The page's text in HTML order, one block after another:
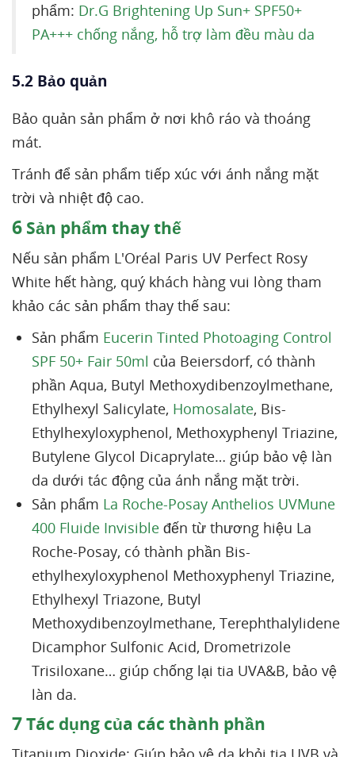
phẩm: Dr.G Brightening Up Sun+ SPF50+
PA+++ chống nắng, hỗ trợ làm đều màu da
5.2 Bảo quản
Bảo quản sản phẩm ở nơi khô ráo và thoáng
mát.
Tránh để sản phẩm tiếp xúc với ánh nắng mặt
trời và nhiệt độ cao.
6 Sản phẩm thay thế
Nếu sản phẩm L'Oréal Paris UV Perfect Rosy
White hết hàng, quý khách hàng vui lòng tham
khảo các sản phẩm thay thế sau:
Sản phẩm Eucerin Tinted Photoaging Control
SPF 50+ Fair 50ml của Beiersdorf, có thành
phần Aqua, Butyl Methoxydibenzoylmethane,
Ethylhexyl Salicylate, Homosalate, Bis-
Ethylhexyloxyphenol, Methoxyphenyl Triazine,
Butylene Glycol Dicaprylate… giúp bảo vệ làn
da dưới tác động của ánh nắng mặt trời.
Sản phẩm La Roche-Posay Anthelios UVMune
400 Fluide Invisible đến từ thương hiệu La
Roche-Posay, có thành phần Bis-
ethylhexyloxyphenol Methoxyphenyl Triazine,
Ethylhexyl Triazone, Butyl
Methoxydibenzoylmethane, Terephthalylidene
Dicamphor Sulfonic Acid, Drometrizole
Trisiloxane… giúp chống lại tia UVA&B, bảo vệ
làn da.
7Tác dụng của các thành phần